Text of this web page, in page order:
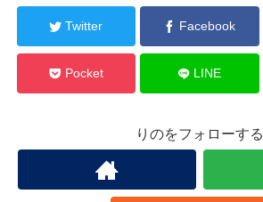
Twitter Facebook
Pocket LINE
りのをフォローする